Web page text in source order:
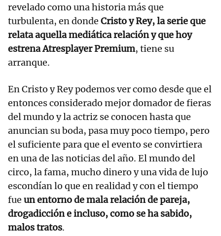
revelado como una historia más que
turbulenta, en donde Cristo y Rey, la serie que
relata aquella mediática relación y que hoy
estrena Atresplayer Premium, tiene su
arranque.
En Cristo y Rey podemos ver como desde que el
entonces considerado mejor domador de fieras
del mundo y la actriz se conocen hasta que
anuncian su boda, pasa muy poco tiempo, pero
el suficiente para que el evento se convirtiera
en una de las noticias del año. El mundo del
circo, la fama, mucho dinero y una vida de lujo
escondían lo que en realidad y con el tiempo
fue un entorno de mala relación de pareja,
drogadicción e incluso, como se ha sabido,
malos tratos.